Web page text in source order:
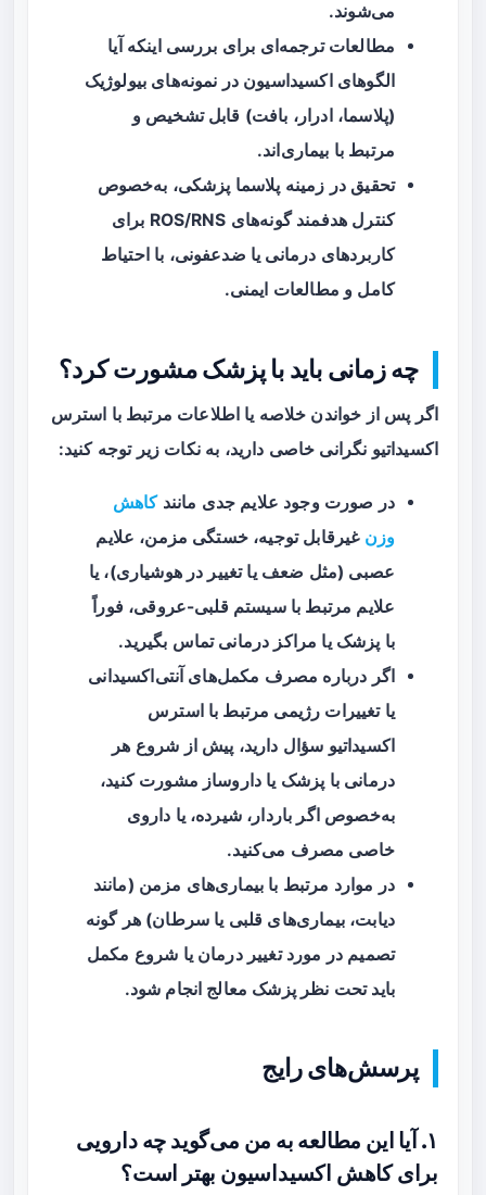
می‌شوند.
مطالعات ترجمه‌ای برای بررسی اینکه آیا
الگوهای اکسیداسیون در نمونه‌های بیولوژیک
(پلاسما، ادرار، بافت) قابل تشخیص و
مرتبط با بیماری‌اند.
تحقیق در زمینه پلاسما پزشکی، به‌خصوص
کنترل هدفمند گونه‌های ROS/RNS برای
کاربردهای درمانی یا ضدعفونی، با احتیاط
کامل و مطالعات ایمنی.
چه زمانی باید با پزشک مشورت کرد؟
اگر پس از خواندن خلاصه یا اطلاعات مرتبط با استرس
اکسیداتیو نگرانی خاصی دارید، به نکات زیر توجه کنید:
در صورت وجود علایم جدی مانندکاهش
وزن غیرقابل توجیه، خستگی مزمن، علایم
عصبی (مثل ضعف یا تغییر در هوشیاری)، یا
علایم مرتبط با سیستم قلبی-عروقی، فوراً
با پزشک یا مراکز درمانی تماس بگیرید.
اگر درباره مصرف مکمل‌های آنتی‌اکسیدانی
یا تغییرات رژیمی مرتبط با استرس
اکسیداتیو سؤال دارید، پیش از شروع هر
درمانی با پزشک یا داروساز مشورت کنید،
به‌خصوص اگر باردار، شیرده، یا داروی
خاصی مصرف می‌کنید.
در موارد مرتبط با بیماری‌های مزمن (مانند
دیابت، بیماری‌های قلبی یا سرطان) هر گونه
تصمیم در مورد تغییر درمان یا شروع مکمل
باید تحت نظر پزشک معالج انجام شود.
پرسش‌های رایج
۱. آیا این مطالعه به من می‌گوید چه دارویی
برای کاهش اکسیداسیون بهتر است؟